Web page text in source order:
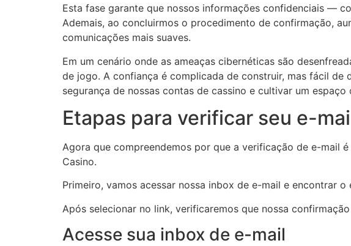
Esta fase garante que nossos informações confidenciais —
Ademais, ao concluirmos o procedimento de confirmação,
comunicações mais suaves.
Em um cenário onde as ameaças cibernéticas são
de jogo. A confiança é complicada de construir, mas fácil
segurança de nossas contas de cassino e cultivar um espaço
Etapas para verificar seu e-
Agora que compreendemos por que a verificação de e-mail
Casino.
Primeiro, vamos acessar nossa inbox de e-mail e encontrar
Após selecionar no link, verificaremos que nossa
Acesse sua inbox de e-mail